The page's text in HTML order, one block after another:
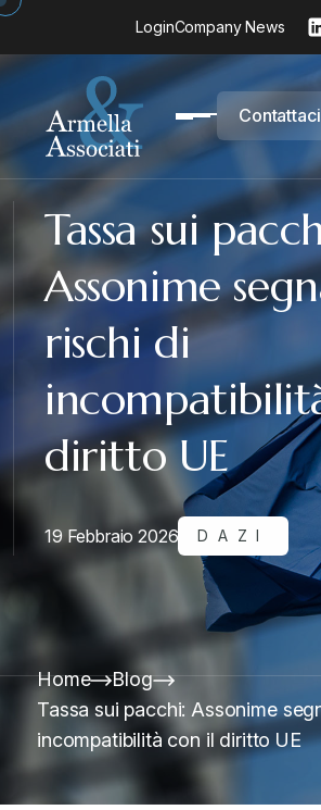
LoginCompany News
Contattaci
Tassa sui
Assonime
rischi di
diritto UE
19 Febbraio 2026 DAZI
Home
Blog
Tassa sui pacchi: Assonime
incompatibilità con il diritto UE